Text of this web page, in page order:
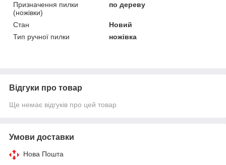
Призначення пилки
(ножівки)
по дереву
Стан
Новий
Тип ручної пилки
ножівка
Відгуки про товар
Ще немає відгуків про цей товар
Умови доставки
Нова Пошта